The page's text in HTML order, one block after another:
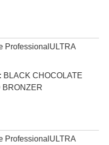
Professional ULTRA
BLACK CHOCOLATE
BRONZER
Professional ULTRA